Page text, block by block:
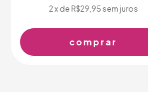
2x de R$29,95 sem juros